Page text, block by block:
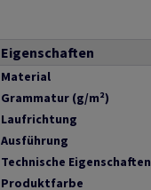
Eigenschaften
Material
Grammatur (g/m²)
Laufrichtung
Ausführung
Technische Eigenschaften
Produktfarbe